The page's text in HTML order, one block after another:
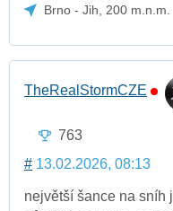
Brno - Jih, 200 m.n.m.
TheRealStormCZE
763
# 13.02.2026, 08:13
největší šance na sníh